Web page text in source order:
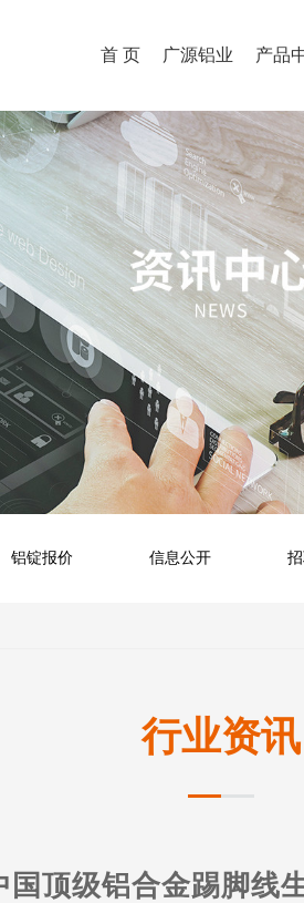
首 页 广源铝业 产品
铝锭报价 信息公开
行业资讯
国顶级铝合金踢脚线